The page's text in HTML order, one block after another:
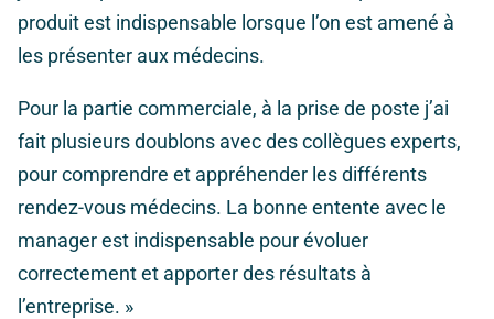
produit est indispensable lorsque l’on est amené à
les présenter aux médecins.
Pour la partie commerciale, à la prise de poste j’ai
fait plusieurs doublons avec des collègues experts,
pour comprendre et appréhender les différents
rendez-vous médecins. La bonne entente avec le
manager est indispensable pour évoluer
correctement et apporter des résultats à
l’entreprise. »